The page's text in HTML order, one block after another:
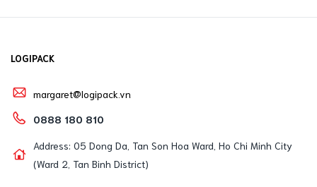
LOGIPACK
margaret@logipack.vn
0888 180 810
Address: 05 Dong Da, Tan Son Hoa Ward, Ho Chi Minh City
(Ward 2, Tan Binh District)